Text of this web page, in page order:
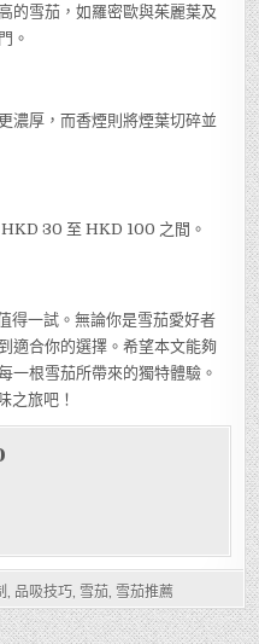
的雪茄，如羅密歐與茱麗葉及
。
濃厚，而香煙則將煙葉切碎並
30 至 HKD 100 之間。
得一試。無論你是雪茄愛好者
適合你的選擇。希望本文能夠
一根雪茄所帶來的獨特體驗。
之旅吧！
品吸技巧 雪茄 雪茄推薦